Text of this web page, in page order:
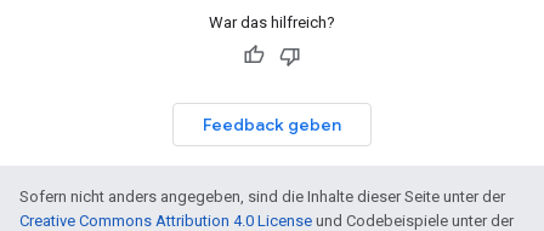
War das hilfreich?
Feedback geben
Sofern nicht anders angegeben, sind die Inhalte dieser Seite unter der
Creative Commons Attribution 4.0 License und Codebeispiele unter der